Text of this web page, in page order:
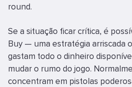
round.
Se a situação ficar crítica, é
Buy — uma estratégia arriscada
gastam todo o dinheiro
mudar o rumo do jogo.
concentram em pistolas